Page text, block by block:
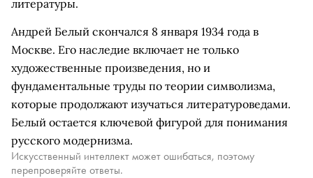
литературы.
Андрей Белый скончался 8 января 1934 года в
Москве. Его наследие включает не только
художественные произведения, но и
фундаментальные труды по теории символизма,
которые продолжают изучаться литературоведами.
Белый остается ключевой фигурой для понимания
русского модернизма.
Искусственный интеллект может ошибаться, поэтому
перепроверяйте ответы.